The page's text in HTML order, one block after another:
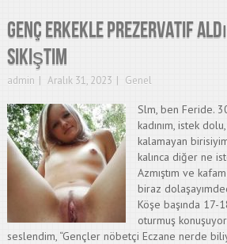
Genç erkekle prezervatif
sikiştim
admin Aralık 31, 2023 Genel
Slm, ben Feride.
kadınım, istek
kalamayan
kalınca diğer ne
Azmıştım ve
biraz
Köşe başında 17-
oturmuş
seslendim, “Gençler nöbetçi Eczane nerde